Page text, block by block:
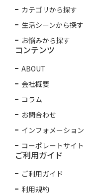
カテゴリから探す
生活シーンから探す
お悩みから探す
コンテンツ
ABOUT
会社概要
コラム
お問合わせ
インフォメーション
コーポレートサイト
ご利用ガイド
ご利用ガイド
利用規約